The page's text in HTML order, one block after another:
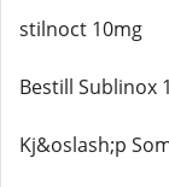
stilnoct 10mg
Bestill Sublinox
Kj&oslash;p